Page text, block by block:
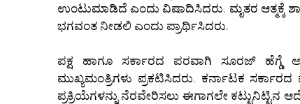
ಉಂಟುಮಾಡಿದೆ ಎಂದು ವಿಷಾದಿಸಿದರು. ಮೃತರ ಆತ್ಮಕ್ಕೆ
ಭಗವಂತ ನೀಡಲಿ ಎಂದು ಪ್ರಾರ್ಥಿಸಿದರು.
ಪಕ್ಷ ಹಾಗೂ ಸರ್ಕಾರದ ಪರವಾಗಿ ಸೂರಜ್ ಹೆಗ್ಡೆ
ಮುಖ್ಯಮಂತ್ರಿಗಳು ಪ್ರಕಟಿಸಿದರು. ಕರ್ನಾಟಕ
ಪ್ರಕ್ರಿಯೆಗಳನ್ನು ನೆರವೇರಿಸಲು ಈಗಾಗಲೇ ಕಟ್ಟುನಿಟ್ಟಿನ